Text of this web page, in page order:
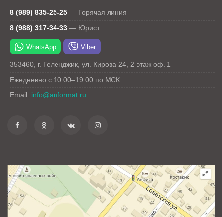
8 (989) 835-25-25 — Горячая линия
8 (988) 317-34-33 — Юрист
WhatsApp Viber
353460, г. Геленджик, ул. Кирова 24, 2 этаж оф. 1
Ежедневно с 10:00–19:00 по МСК
Email: info@anformat.ru